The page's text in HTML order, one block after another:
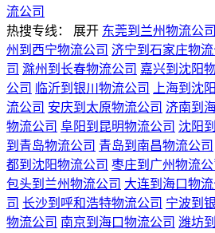
流公司
热搜专线： 展开 东莞到兰州物流公司
州到西宁物流公司 济宁到石家庄物流
司 滁州到长春物流公司 嘉兴到沈阳
公司
临沂到银川物流公司 上海到沈
流公司 安庆到太原物流公司 济南到
物流公司 阜阳到昆明物流公司 沈阳
到青岛物流公司 青岛到南昌物流公司
都到沈阳物流公司 枣庄到广州物流公
包头到兰州物流公司 大连到海口物流
司 长沙到呼和浩特物流公司 宁波到
物流公司 南京到海口物流公司 潍坊